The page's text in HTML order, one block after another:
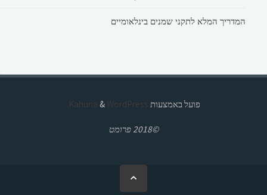
המדריך המלא לתקני שמנים בינלאומיים
פועל באמצעות & WordPress.
©2018 פרומט
בחזרה
ללמעלה